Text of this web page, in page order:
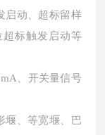
启动、超标留样
标触发启动等
、开关量信号
堰、等宽堰、巴